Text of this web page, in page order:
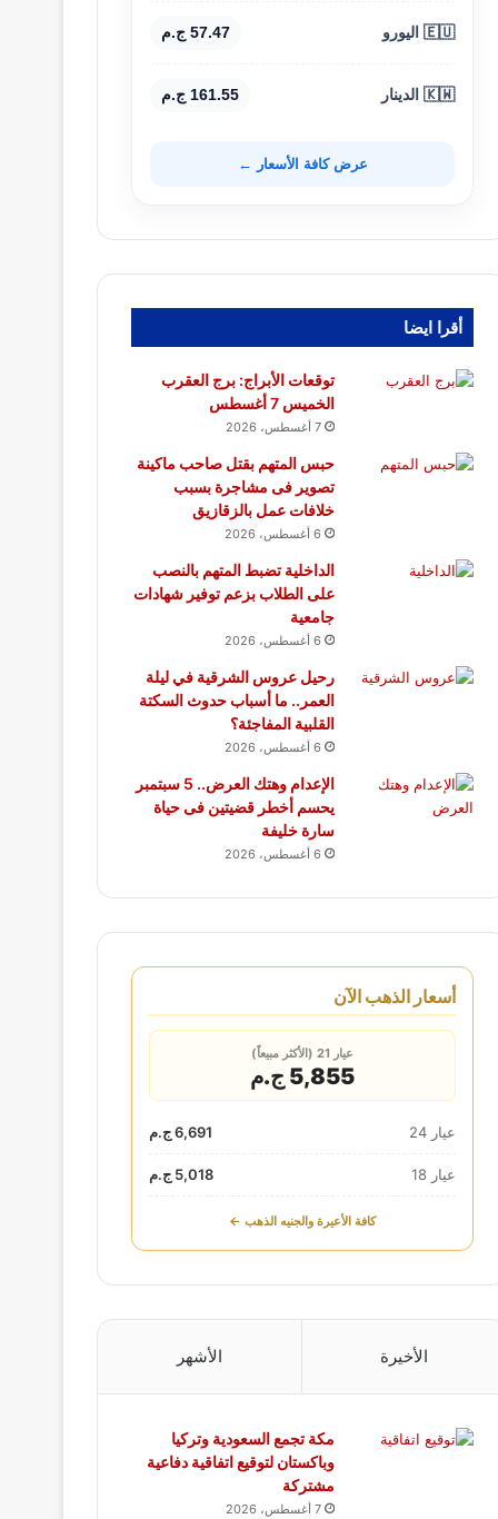
🇪🇺 اليورو 57.47 ج.م
🇰🇼 الدينار 161.55 ج.م
عرض كافة الأسعار ←
أقرا ايضا
توقعات الأبراج: برج العقرب
الخميس 7 أغسطس
7 أغسطس، 2026
حبس المتهم بقتل صاحب ماكينة
تصوير فى مشاجرة بسبب
خلافات عمل بالزقازيق
6 أغسطس، 2026
الداخلية تضبط المتهم بالنصب
على الطلاب بزعم توفير شهادات
جامعية
6 أغسطس، 2026
رحيل عروس الشرقية في ليلة
العمر.. ما أسباب حدوث السكتة
القلبية المفاجئة؟
6 أغسطس، 2026
الإعدام وهتك العرض.. 5 سبتمبر
يحسم أخطر قضيتين فى حياة
سارة خليفة
6 أغسطس، 2026
أسعار الذهب الآن
عيار 21 (الأكثر مبيعاً)
5,855 ج.م
عيار 24 6,691 ج.م
عيار 18 5,018 ج.م
كافة الأعيرة والجنيه الذهب ←
الأخيرة الأشهر
مكة تجمع السعودية وتركيا
وباكستان لتوقيع اتفاقية دفاعية
مشتركة
7 أغسطس، 2026